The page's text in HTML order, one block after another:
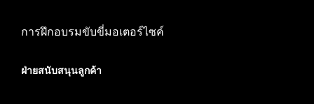
การฝึกอบรมขับขี่มอเตอร์ไซค์
ฝ่ายสนับสนุนลูกค้า